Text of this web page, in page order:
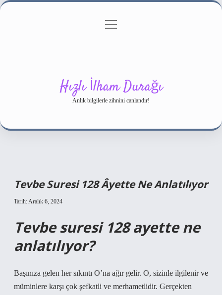
Gizlilik Politikası
menüyü
Hızlı İlham Durağı
Anlık bilgilerle zihnini canlandır!
Tevbe Suresi 128 Âyette Ne Anlatılıyor
Tarih: Aralık 6, 2024
Tevbe suresi 128 ayette ne
anlatılıyor?
Başınıza gelen her sıkıntı O’na ağır gelir. O, sizinle ilgilenir ve
müminlere karşı çok şefkatli ve merhametlidir. Gerçekten